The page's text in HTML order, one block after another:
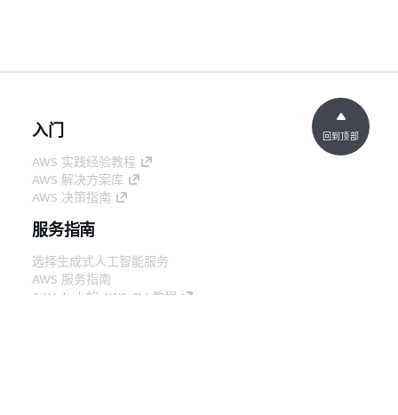
入门
AWS 实践经验教程
AWS 解决方案库
AWS 决策指南
服务指南
选择生成式人工智能服务
AWS 服务指南
GitHub 上的 AWS CLI 教程
回到顶部